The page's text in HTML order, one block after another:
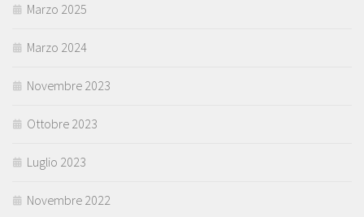
Marzo 2025
Marzo 2024
Novembre 2023
Ottobre 2023
Luglio 2023
Novembre 2022